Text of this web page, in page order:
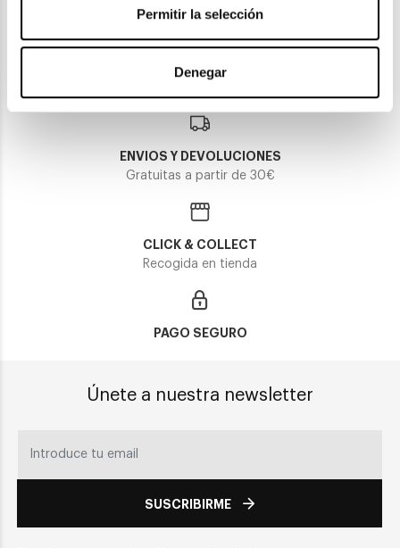
Permitir la selección
Denegar
Rebajas -10%
105,45€ 94,90€
2 colores Rebajas -10%
ENVIOS Y DEVOLUCIONES
Gratuitas a partir de 30€
CLICK & COLLECT
Recogida en tienda
PAGO SEGURO
Únete a nuestra newsletter
SUSCRIBIRME